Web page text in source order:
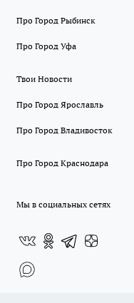
Про Город Рыбинск
Про Город Уфа
Твои Новости
Про Город Ярославль
Про Город Владивосток
Про Город Краснодара
Мы в социальных сетях